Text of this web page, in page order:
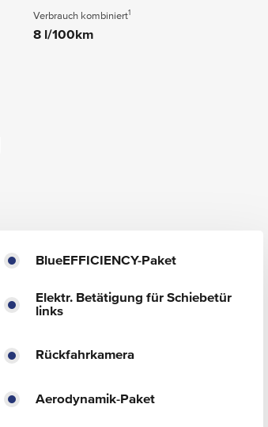
Verbrauch kombiniert1
8 l/100km
BlueEFFICIENCY-Paket
Elektr. Betätigung für Schiebetür
links
Rückfahrkamera
Aerodynamik-Paket